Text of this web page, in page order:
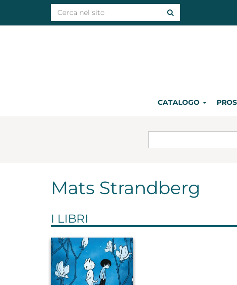
CATALOGO
Mats Strandberg
I LIBRI